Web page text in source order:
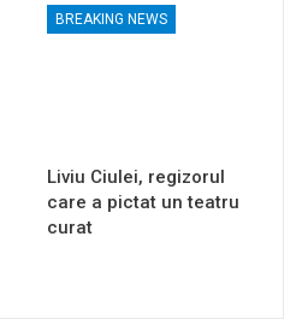
BREAKING NEWS
Liviu Ciulei, regizorul
care a pictat un teatru
curat